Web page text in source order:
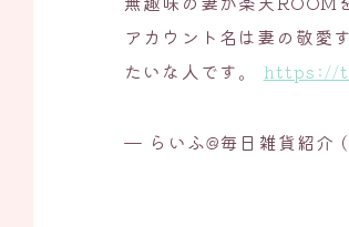
アカウント名は妻の敬愛
たいな人です。 https://
— らいふ@毎日雑貨紹